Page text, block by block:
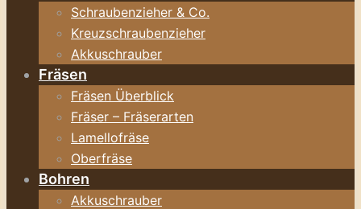
Schraubenzieher & Co.
Kreuzschraubenzieher
Akkuschrauber
Fräsen
Fräsen Überblick
Fräser – Fräserarten
Lamellofräse
Oberfräse
Bohren
Akkuschrauber